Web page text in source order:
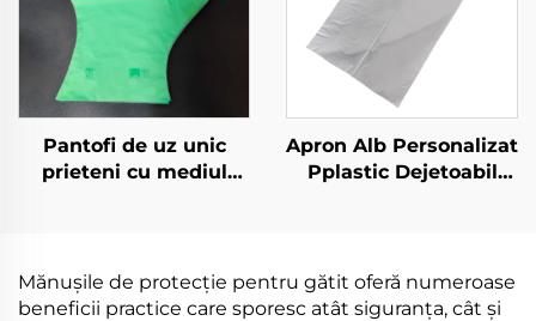
Pantofi de uz unic
prieteni cu mediul
materiale PLA PBAT
amido de porumb
Apron Alb Personalizat
Pplastic Dejetoabil
Mănușile de protecție pentru gătit oferă numeroase
beneficii practice care sporesc atât siguranța, cât și